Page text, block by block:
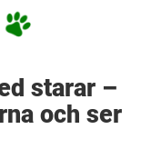
starar –
och ser